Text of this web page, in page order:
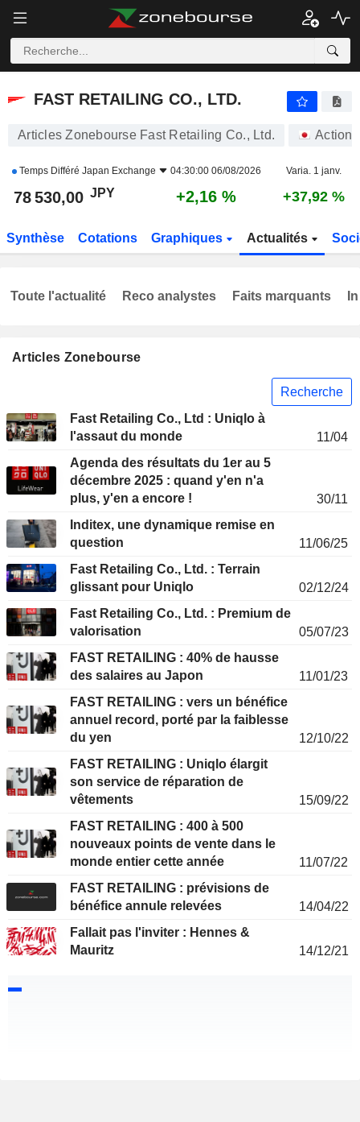
FAST RETAILING CO., LTD.
Articles Zonebourse Fast Retailing Co., Ltd. Actions
Temps Différé Japan Exchange 04:30:00 06/08/2026 Varia. 1 janv.
78 530,00 JPY +2,16 % +37,92 %
Synthèse Cotations Graphiques Actualités
Articles Zonebourse
Recherche
Fast Retailing Co., Ltd : Uniqlo à
l'assaut du monde
11/04
Agenda des résultats du 1er au 5
décembre 2025 : quand y'en n'a
plus, y'en a encore !
30/11
Inditex, une dynamique remise en
question
11/06/25
Fast Retailing Co., Ltd. : Terrain
glissant pour Uniqlo
02/12/24
Fast Retailing Co., Ltd. : Premium de
valorisation
05/07/23
FAST RETAILING : 40% de hausse
des salaires au Japon
11/01/23
FAST RETAILING : vers un bénéfice
annuel record, porté par la faiblesse
du yen
12/10/22
FAST RETAILING : Uniqlo élargit
son service de réparation de
vêtements
15/09/22
FAST RETAILING : 400 à 500
nouveaux points de vente dans le
monde entier cette année
11/07/22
FAST RETAILING : prévisions de
bénéfice annule relevées
14/04/22
Fallait pas l'inviter : Hennes &
Mauritz
14/12/21
Toute l'actualité Reco analystes Faits marquants